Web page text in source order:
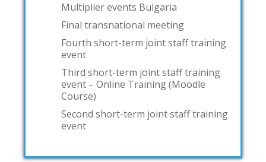
Multiplier events Bulgaria
Final transnational meeting
Fourth short-term joint staff training
event
Third short-term joint staff training
event – Online Training (Moodle
Course)
Second short-term joint staff training
event